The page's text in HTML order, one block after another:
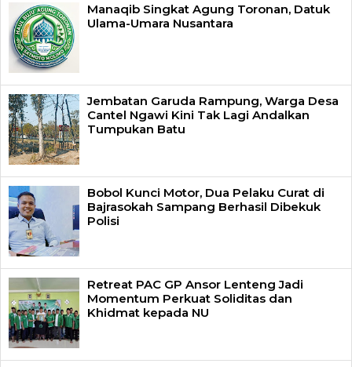
Manaqib Singkat Agung Toronan, Datuk
Ulama-Umara Nusantara
Jembatan Garuda Rampung, Warga Desa
Cantel Ngawi Kini Tak Lagi Andalkan
Tumpukan Batu
Bobol Kunci Motor, Dua Pelaku Curat di
Bajrasokah Sampang Berhasil Dibekuk
Polisi
Retreat PAC GP Ansor Lenteng Jadi
Momentum Perkuat Soliditas dan
Khidmat kepada NU